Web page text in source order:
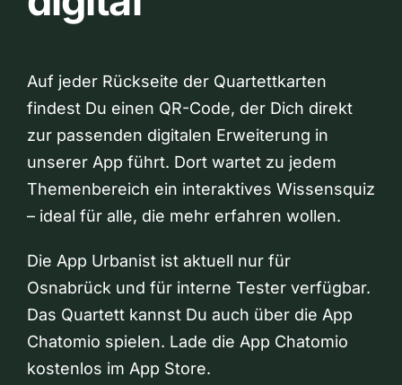
Auf jeder Rückseite der Quartettkarten
findest Du einen QR-Code, der Dich direkt
zur passenden digitalen Erweiterung in
unserer App führt. Dort wartet zu jedem
Themenbereich ein interaktives Wissensquiz
– ideal für alle, die mehr erfahren wollen.
Die App Urbanist ist aktuell nur für
Osnabrück und für interne Tester verfügbar.
Das Quartett kannst Du auch über die App
Chatomio spielen. Lade die App Chatomio
kostenlos im App Store.